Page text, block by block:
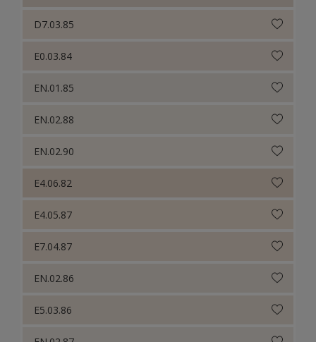
D7.03.85
E0.03.84
EN.01.85
EN.02.88
EN.02.90
E4.06.82
E4.05.87
E7.04.87
EN.02.86
E5.03.86